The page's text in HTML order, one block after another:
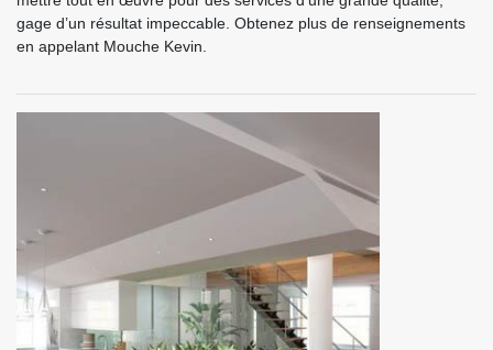
gage d’un résultat impeccable. Obtenez plus de renseignements
en appelant Mouche Kevin.